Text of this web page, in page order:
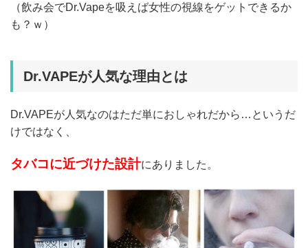
（飲み会でDr.Vapeを吸えば女性の視線をゲットできるか
も？ｗ）
Dr.VAPEが人気な理由とは
Dr.VAPEが人気なのはただ単におしゃれだから…というだ
けではなく、
タバコに近づけた設計にありました。